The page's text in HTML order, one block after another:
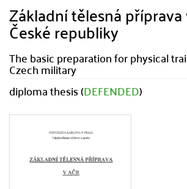
Základní tělesná
České republiky
The basic preparation for physical
Czech military
diploma thesis (DEFENDED)